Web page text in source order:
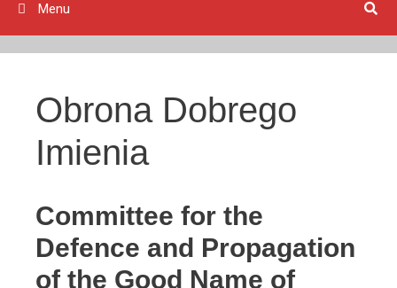
Menu
Obrona Dobrego
Imienia
Committee for the
Defence and Propagation
of the Good Name of